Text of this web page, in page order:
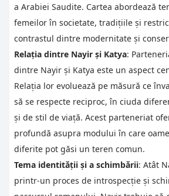
a Arabiei Saudite. Cartea abordează
femeilor în societate, tradițiile și
contrastul dintre modernitate și
Relația dintre Nayir și Katya:
dintre Nayir și Katya este un aspect
Relația lor evoluează pe măsură ce
să se respecte reciproc, în ciuda
și de stil de viață. Acest parteneriat
profundă asupra modului în care
diferite pot găsi un teren comun.
Tema identității și a schimbării: Atât
printr-un proces de introspecție și